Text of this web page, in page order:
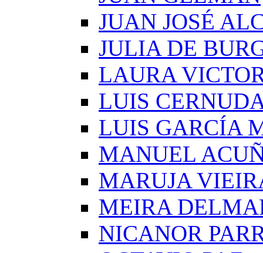
JUAN JOSÉ
JULIA DE
LAURA
LUIS
LUIS GARCÍA
MANUEL
MARUJA
MEIRA
NICANOR